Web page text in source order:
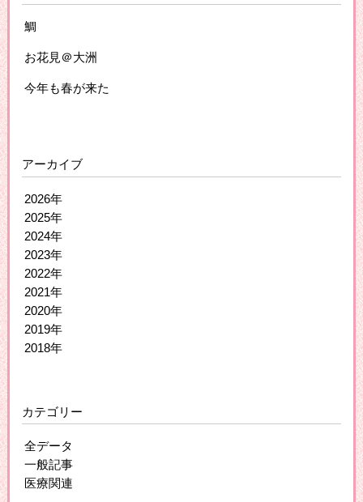
鯛
お花見＠大洲
今年も春が来た
アーカイブ
2026年
2025年
2024年
2023年
2022年
2021年
2020年
2019年
2018年
カテゴリー
全データ
一般記事
医療関連